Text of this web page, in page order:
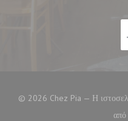
© 2026 Chez Pia — Η
από